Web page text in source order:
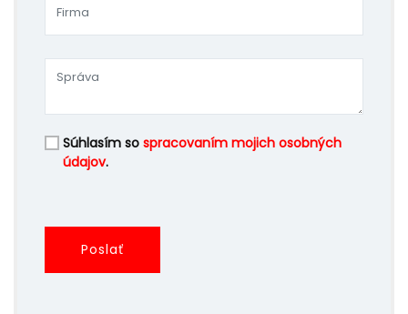
Súhlasím so spracovaním mojich osobných
údajov.
Poslať